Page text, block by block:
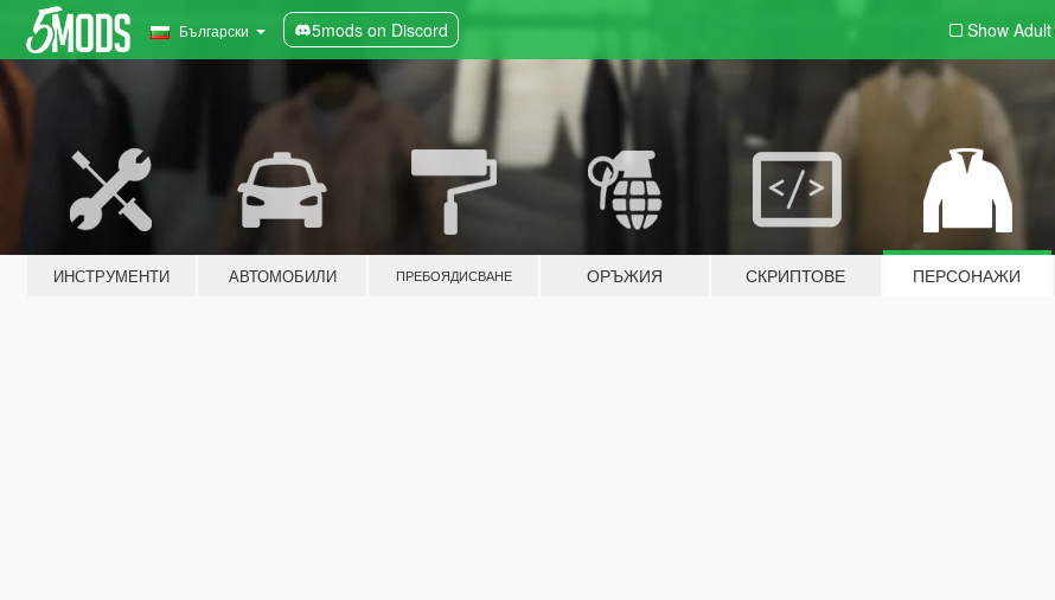
Български 5mods on Discord Show Adult
ИНСТРУМЕНТИ АВТОМОБИЛИ ПРЕБОЯДИСВАНЕ ОРЪЖИЯ СКРИПТОВЕ ПЕРСОНАЖИ